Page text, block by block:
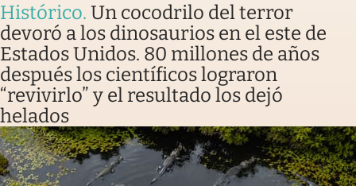
Histórico. Un cocodrilo del terror
devoró a los dinosaurios en el este de
Estados Unidos. 80 millones de años
después los científicos lograron
“revivirlo” y el resultado los dejó
helados